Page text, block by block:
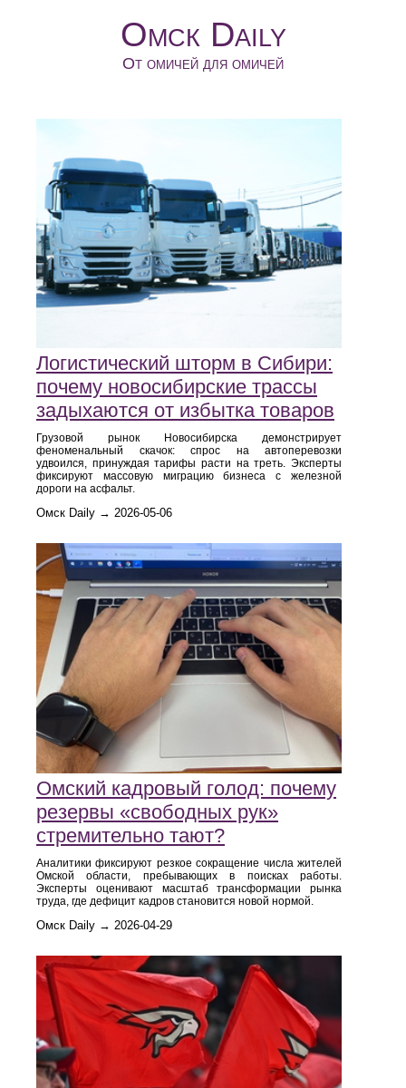
Омск Daily
От омичей для омичей
Логистический шторм в Сибири:
почему новосибирские трассы
задыхаются от избытка товаров
Грузовой рынок Новосибирска демонстрирует
феноменальный скачок: спрос на автоперевозки
удвоился, принуждая тарифы расти на треть. Эксперты
фиксируют массовую миграцию бизнеса с железной
дороги на асфальт.
Омск Daily → 2026-05-06
Омский кадровый голод: почему
резервы «свободных рук»
стремительно тают?
Аналитики фиксируют резкое сокращение числа жителей
Омской области, пребывающих в поисках работы.
Эксперты оценивают масштаб трансформации рынка
труда, где дефицит кадров становится новой нормой.
Омск Daily → 2026-04-29